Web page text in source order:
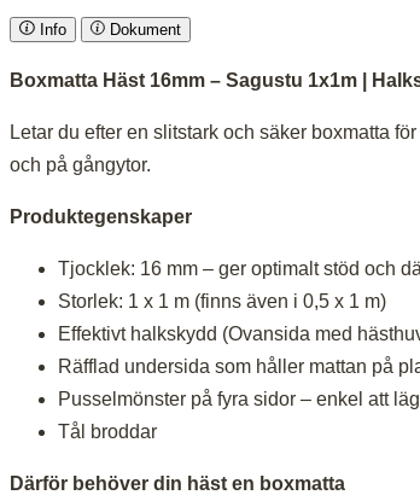
Info Dokument
Boxmatta Häst 16mm – Sagustu 1x1m |
Letar du efter en slitstark och säker boxmatta
och på gångytor.
Produktegenskaper
Tjocklek: 16 mm – ger optimalt stöd och
Storlek: 1 x 1 m (finns även i 0,5 x 1 m)
Effektivt halkskydd (Ovansida med
Räfflad undersida som håller mattan på
Pusselmönster på fyra sidor – enkel att
Tål broddar
Därför behöver din häst en boxmatta